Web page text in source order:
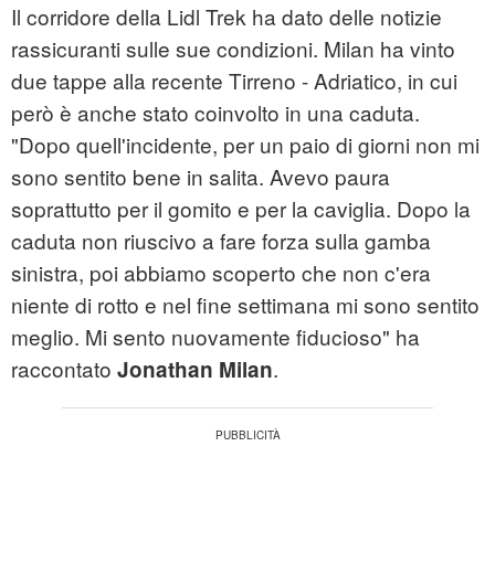
Il corridore della Lidl Trek ha dato delle notizie
rassicuranti sulle sue condizioni. Milan ha vinto
due tappe alla recente Tirreno - Adriatico, in cui
però è anche stato coinvolto in una caduta.
"Dopo quell'incidente, per un paio di giorni non mi
sono sentito bene in salita. Avevo paura
soprattutto per il gomito e per la caviglia. Dopo la
caduta non riuscivo a fare forza sulla gamba
sinistra, poi abbiamo scoperto che non c'era
niente di rotto e nel fine settimana mi sono sentito
meglio. Mi sento nuovamente fiducioso" ha
raccontato Jonathan Milan.